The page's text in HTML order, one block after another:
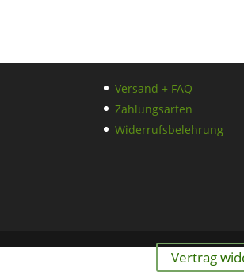
Versand + FAQ
Zahlungsarten
Widerrufsbelehrung
Vertrag